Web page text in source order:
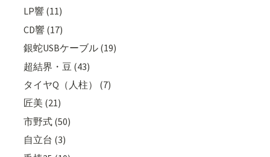
LP響 (11)
CD響 (17)
銀蛇USBケーブル (19)
超結界・豆 (43)
タイヤQ（人柱） (7)
匠美 (21)
市野式 (50)
自立台 (3)